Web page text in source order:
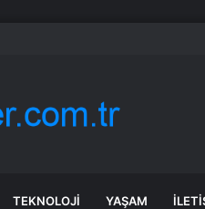
edebilir
TEKNOLOJI YAŞAM